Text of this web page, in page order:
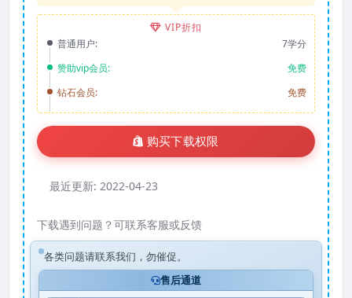
VIP折扣
普通用户:
7学分
赞助vip会员:
免费
钻石会员:
免费
购买下载权限
最近更新: 2022-04-23
下载遇到问题？可联系客服或反馈
各类问题请联系我们，勿催促。
售后通道